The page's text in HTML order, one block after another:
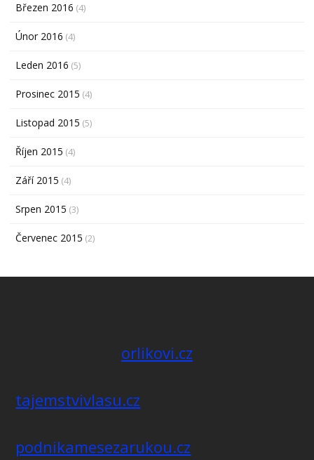
Březen 2016 (4)
Únor 2016 (4)
Leden 2016 (5)
Prosinec 2015 (4)
Listopad 2015 (5)
Říjen 2015 (4)
Září 2015 (4)
Srpen 2015 (3)
Červenec 2015 (2)
orlikovi.cz
tajemstvivlasu.cz
podnikamesezarukou.cz